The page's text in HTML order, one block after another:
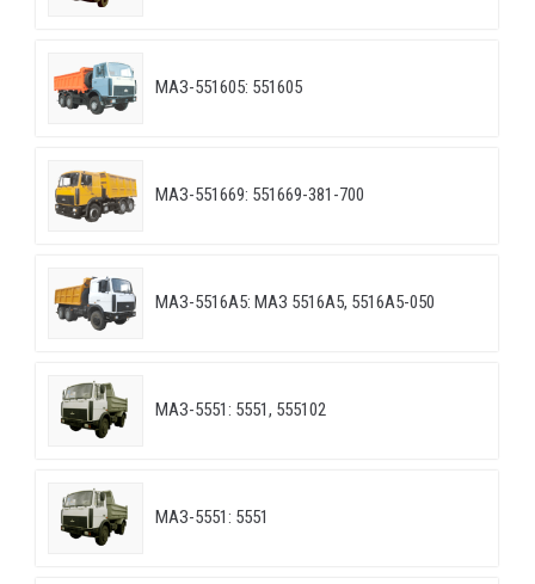
МАЗ-551605: 551605
МАЗ-551669: 551669-381-700
МАЗ-5516А5: МАЗ 5516А5, 5516А5-050
МАЗ-5551: 5551, 555102
МАЗ-5551: 5551